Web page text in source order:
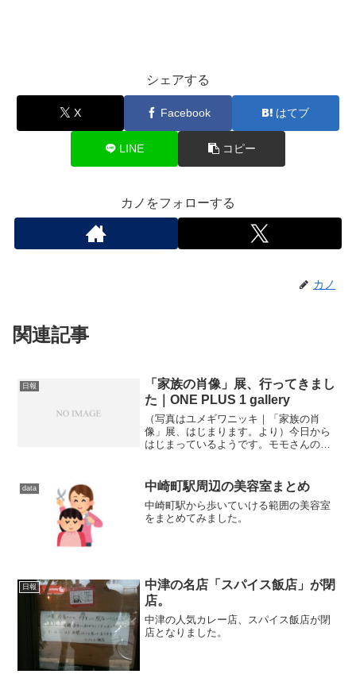
シェアする
X Facebook はてブ
LINE コピー
カノをフォローする
カノ
関連記事
日報
「家族の肖像」展、行ってきまし
た｜ONE PLUS 1 gallery
（写真はユメギワニッキ｜「家族の肖
像」展、はじまります。より）今日から
はじまっているようです。モモさんの作
data 中崎町駅周辺の美容室まとめ
中崎町駅から歩いていける範囲の美容室
をまとめてみました。
日報
中津の名店「スパイス飯店」が閉
店。
中津の人気カレー店、スパイス飯店が閉
店となりました。